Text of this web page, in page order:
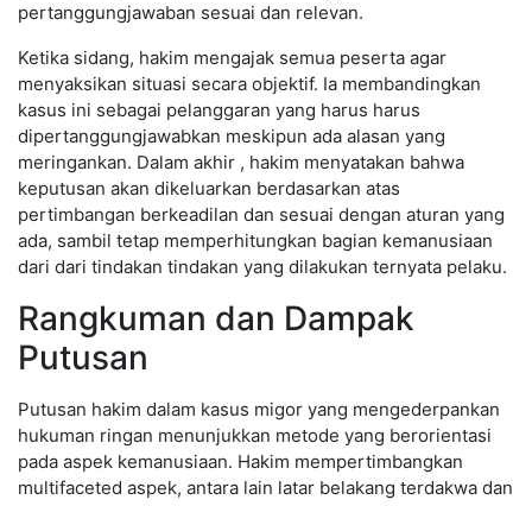
pertanggungjawaban sesuai dan relevan.
Ketika sidang, hakim mengajak semua peserta agar
menyaksikan situasi secara objektif. Ia membandingkan
kasus ini sebagai pelanggaran yang harus harus
dipertanggungjawabkan meskipun ada alasan yang
meringankan. Dalam akhir , hakim menyatakan bahwa
keputusan akan dikeluarkan berdasarkan atas
pertimbangan berkeadilan dan sesuai dengan aturan yang
ada, sambil tetap memperhitungkan bagian kemanusiaan
dari dari tindakan tindakan yang dilakukan ternyata pelaku.
Rangkuman dan Dampak
Putusan
Putusan hakim dalam kasus migor yang mengederpankan
hukuman ringan menunjukkan metode yang berorientasi
pada aspek kemanusiaan. Hakim mempertimbangkan
multifaceted aspek, antara lain latar belakang terdakwa dan